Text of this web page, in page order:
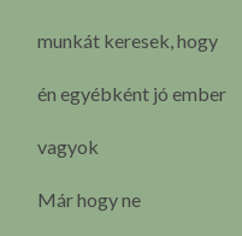
munkát keresek, hogy
én egyébként jó ember
vagyok
Már hogy ne